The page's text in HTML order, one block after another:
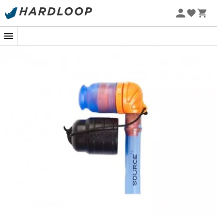
Sommarerbjudanden 🔥 -5 % EXTRA vid köp av 2 produkter*